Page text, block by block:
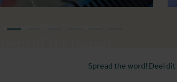
1 december 2025
Spread the word! Deel